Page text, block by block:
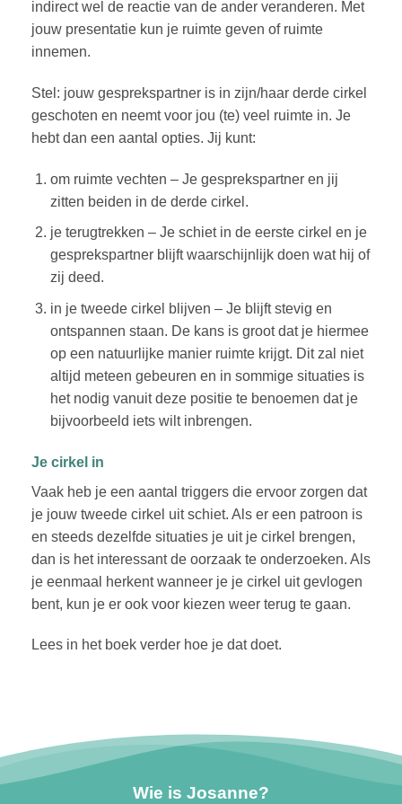
indirect wel de reactie van de ander veranderen. Met
jouw presentatie kun je ruimte geven of ruimte
innemen.
Stel: jouw gesprekspartner is in zijn/haar derde cirkel
geschoten en neemt voor jou (te) veel ruimte in. Je
hebt dan een aantal opties. Jij kunt:
om ruimte vechten – Je gesprekspartner en jij
zitten beiden in de derde cirkel.
je terugtrekken – Je schiet in de eerste cirkel en je
gesprekspartner blijft waarschijnlijk doen wat hij of
zij deed.
in je tweede cirkel blijven – Je blijft stevig en
ontspannen staan. De kans is groot dat je hiermee
op een natuurlijke manier ruimte krijgt. Dit zal niet
altijd meteen gebeuren en in sommige situaties is
het nodig vanuit deze positie te benoemen dat je
bijvoorbeeld iets wilt inbrengen.
Je cirkel in
Vaak heb je een aantal triggers die ervoor zorgen dat
je jouw tweede cirkel uit schiet. Als er een patroon is
en steeds dezelfde situaties je uit je cirkel brengen,
dan is het interessant de oorzaak te onderzoeken. Als
je eenmaal herkent wanneer je je cirkel uit gevlogen
bent, kun je er ook voor kiezen weer terug te gaan.
Lees in het boek verder hoe je dat doet.
Wie is Josanne?